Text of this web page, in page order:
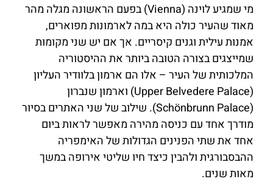
מי שמגיע לוינה (Vienna) בפעם הראשונה מגלה מהר
מאוד שהעיר כולה היא במה לארמונות מפוארים,
אמנות עילית וגנים קיסריים. אך אם יש שני מקומות
שמייצגים בצורה הטובה ביותר את ההיסטוריה
המלכותית של העיר – אלו הם ארמון בלוודיר העליון
(Upper Belvedere Palace) וארמון שנברון
(Schönbrunn Palace). שילוב של שני האתרים בסיור
מודרך אחד עם כניסה מהירה מאפשר לראות ביום
אחד את שתי הפנינים הגדולות של האימפריה
ההבסבורגית ולהבין כיצד חיו שליטי אירופה במשך
מאות שנים.